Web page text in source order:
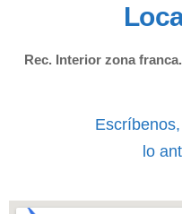
Rec. Interior zona
lo